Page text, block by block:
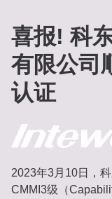
喜报! 科
有限公司
认证
2023年3月10日，
CMMI3级（